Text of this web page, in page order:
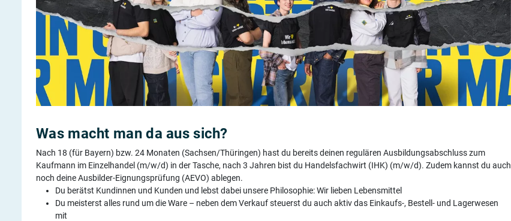
Was macht man da aus sich?
Nach 18 (für Bayern) bzw. 24 Monaten (Sachsen/Thüringen) hast du bereits deinen regulären Ausbildungsabschluss zum
Kaufmann im Einzelhandel (m/w/d) in der Tasche, nach 3 Jahren bist du Handelsfachwirt (IHK) (m/w/d). Zudem kannst du auch
noch deine Ausbilder-Eignungsprüfung (AEVO) ablegen.
Du berätst Kundinnen und Kunden und lebst dabei unsere Philosophie: Wir lieben Lebensmittel
Du meisterst alles rund um die Ware – neben dem Verkauf steuerst du auch aktiv das Einkaufs-, Bestell- und Lagerwesen
mit